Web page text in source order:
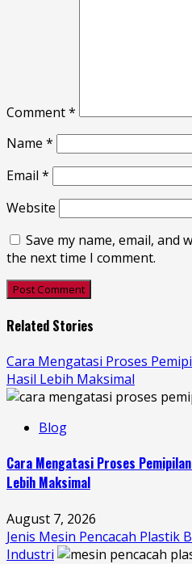
Comment*
Name *
Email *
Website
Save my name, email,
the next time I comment.
Related Stories
Cara Mengatasi Proses
Hasil Lebih Maksimal
Blog
Cara Mengatasi Proses
Lebih Maksimal
August 7, 2026
Jenis Mesin Pencacah Plastik
Industri